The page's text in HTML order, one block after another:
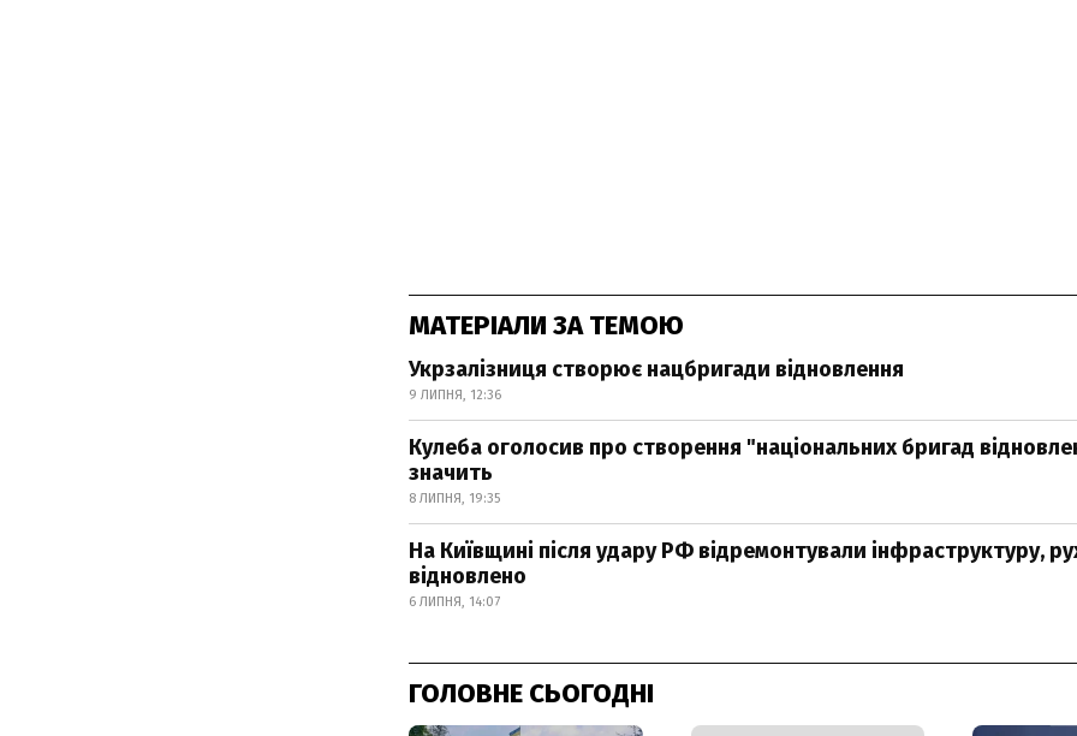
МАТЕРІАЛИ ЗА ТЕМОЮ
Укрзалізниця створює нацбригади відновлення
9 ЛИПНЯ, 12:36
Кулеба оголосив про створення "національних бригад
значить
8 ЛИПНЯ, 19:35
На Київщині після удару РФ відремонтували інфраструктуру,
відновлено
6 ЛИПНЯ, 14:07
ГОЛОВНЕ СЬОГОДНІ